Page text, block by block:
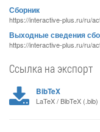
Сборник
https://interactive-plus.ru/ru/
Выходные сведения
https://interactive-plus.ru/ru/
Ссылка на экспорт
BibTeX
LaTeX / BibTeX (.bib)